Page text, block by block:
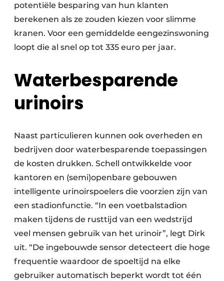
potentiële besparing van hun klanten
berekenen als ze zouden kiezen voor slimme
kranen. Voor een gemiddelde eengezinswoning
loopt die al snel op tot 335 euro per jaar.
Waterbesparende
urinoirs
Naast particulieren kunnen ook overheden en
bedrijven door waterbesparende toepassingen
de kosten drukken. Schell ontwikkelde voor
kantoren en (semi)openbare gebouwen
intelligente urinoirspoelers die voorzien zijn van
een stadionfunctie. “In een voetbalstadion
maken tijdens de rusttijd van een wedstrijd
veel mensen gebruik van het urinoir”, legt Dirk
uit. “De ingebouwde sensor detecteert die hoge
frequentie waardoor de spoeltijd na elke
gebruiker automatisch beperkt wordt tot één